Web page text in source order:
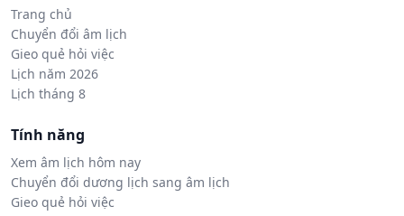
Trang chủ
Chuyển đổi âm lịch
Gieo quẻ hỏi việc
Lịch năm 2026
Lịch tháng 8
Tính năng
Xem âm lịch hôm nay
Chuyển đổi dương lịch sang âm lịch
Gieo quẻ hỏi việc